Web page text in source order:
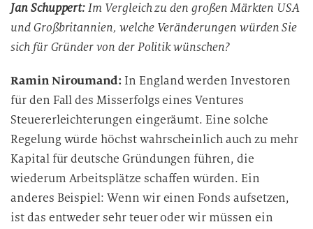
Jan Schuppert:Im Vergleich zu den großen Märkten USA
und Großbritannien, welche Veränderungen würden Sie
sich für Gründer von der Politik wünschen?
Ramin Niroumand: In England werden Investoren
für den Fall des Misserfolgs eines Ventures
Steuererleichterungen eingeräumt. Eine solche
Regelung würde höchst wahrscheinlich auch zu mehr
Kapital für deutsche Gründungen führen, die
wiederum Arbeitsplätze schaffen würden. Ein
anderes Beispiel: Wenn wir einen Fonds aufsetzen,
ist das entweder sehr teuer oder wir müssen ein